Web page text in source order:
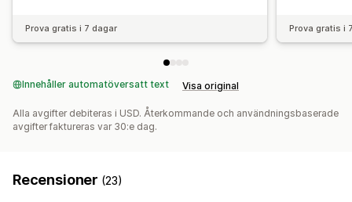
Prova gratis i 7 dagar Prova gratis i
Innehåller automatöversatt text Visa original
Alla avgifter debiteras i USD. Återkommande och användningsbaserade
avgifter faktureras var 30:e dag.
Recensioner (23)